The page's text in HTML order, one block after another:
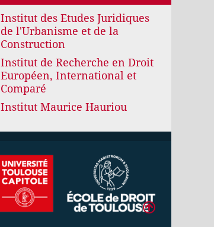
Institut des Etudes Juridiques
de l'Urbanisme et de la
Construction
Institut de Recherche en Droit
Européen, International et
Comparé
Institut Maurice Hauriou